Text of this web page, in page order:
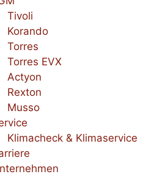
Tivoli
Korando
Torres
Torres EVX
Actyon
Rexton
Musso
Klimacheck & Klimaservice